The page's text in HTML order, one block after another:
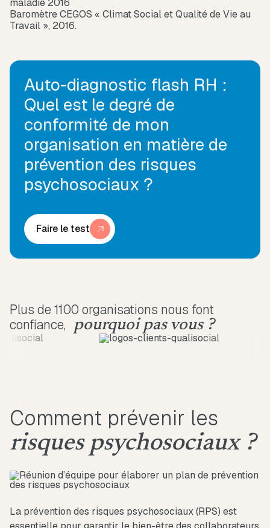
maladie 2016
Baromètre CEGOS « Climat Social et Qualité de Vie au
Travail », 2016.
Auto-diagnostic flash RH :
Quel est le degré de
conformité de mon
organisation en matière de
prévention des risques
psychosociaux ?
Faire le test
Plus de 1100 organisations nous font
confiance, pourquoi pas vous ?
Comment prévenir les
risques psychosociaux ?
La prévention des risques psychosociaux (RPS) est